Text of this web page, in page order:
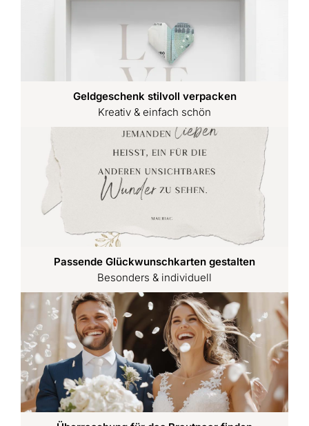
Geldgeschenk stilvoll verpacken
Kreativ & einfach schön
Passende Glückwunschkarten gestalten
Besonders & individuell